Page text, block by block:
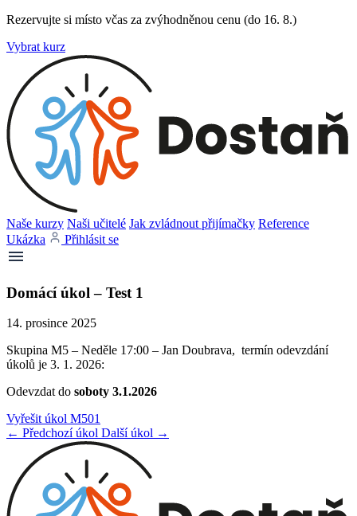
Rezervujte si místo včas za zvýhodněnou cenu (do 16. 8.)
Vybrat kurz
Naše kurzy Naši učitelé Jak zvládnout přijímačky Reference
Ukázka
Přihlásit se
Domácí úkol – Test 1
14. prosince 2025
Skupina M5 – Neděle 17:00 – Jan Doubrava, termín odevzdání
úkolů je 3. 1. 2026:
Odevzdat do soboty 3.1.2026
Vyřešit úkol M501
← Předchozí úkol Další úkol →